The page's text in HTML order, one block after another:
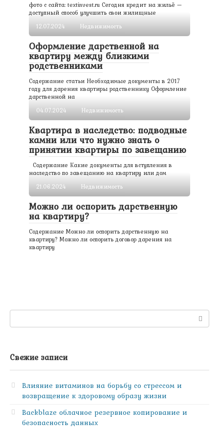
фото с сайта: textinvest.ru Сегодня кредит на жильё —
доступный способ улучшить свои жилищные
12.07.2024
Недвижимость
Оформление дарственной на
квартиру между близкими
родственниками
Содержание статьи Необходимые документы в 2017
году для дарения квартиры родственнику Оформление
дарственной на
04.07.2024
Недвижимость
Квартира в наследство: подводные
камни или что нужно знать о
принятии квартиры по завещанию
Содержание Какие документы для вступления в
наследство по завещанию на квартиру или дом
21.06.2024
Недвижимость
Можно ли оспорить дарственную
на квартиру?
Содержание Можно ли оспорить дарственную на
квартиру? Можно ли оспорить договор дарения на
квартиру
Поиск:
Свежие записи
Влияние витаминов на борьбу со стрессом и
возвращение к здоровому образу жизни
Backblaze облачное резервное копирование и
безопасность данных